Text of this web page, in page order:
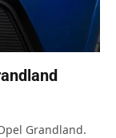
Grandland.